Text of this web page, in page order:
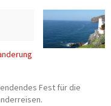
Fest für die